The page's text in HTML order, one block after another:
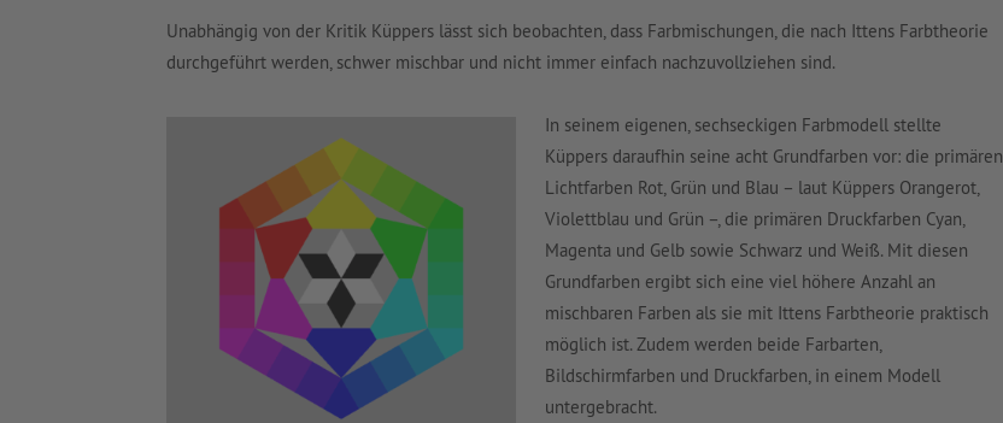
Unabhängig von der Kritik Küppers lässt sich beobachten, dass Farbmischungen, die nach Ittens Farbtheorie
durchgeführt werden, schwer mischbar und nicht immer einfach nachzuvollziehen sind.
In seinem eigenen, sechseckigen Farbmodell stellte
Küppers daraufhin seine acht Grundfarben vor: die primären
Lichtfarben Rot, Grün und Blau – laut Küppers Orangerot,
Violettblau und Grün –, die primären Druckfarben Cyan,
Magenta und Gelb sowie Schwarz und Weiß. Mit diesen
Grundfarben ergibt sich eine viel höhere Anzahl an
mischbaren Farben als sie mit Ittens Farbtheorie praktisch
möglich ist. Zudem werden beide Farbarten,
Bildschirmfarben und Druckfarben, in einem Modell
untergebracht.